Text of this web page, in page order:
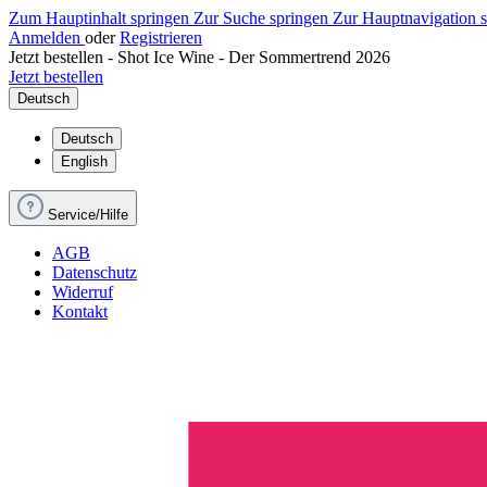
Zum Hauptinhalt springen Zur Suche springen Zur Hauptnavigation
Anmelden oder Registrieren
Jetzt bestellen - Shot Ice Wine - Der Sommertrend 2026
Jetzt bestellen
Deutsch
Deutsch
English
Service/Hilfe
AGB
Datenschutz
Widerruf
Kontakt